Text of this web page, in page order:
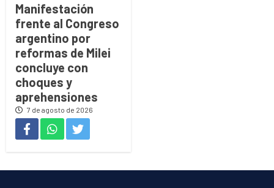
Manifestación
frente al Congreso
argentino por
reformas de Milei
concluye con
choques y
aprehensiones
7 de agosto de 2026